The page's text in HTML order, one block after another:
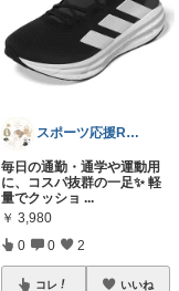
スポーツ応援ROOM
毎日の通勤・通学や運動用
に、コスパ抜群の一足✨ 軽
量でクッショ ...
￥ 3,980
0 0 2
コレ いいね